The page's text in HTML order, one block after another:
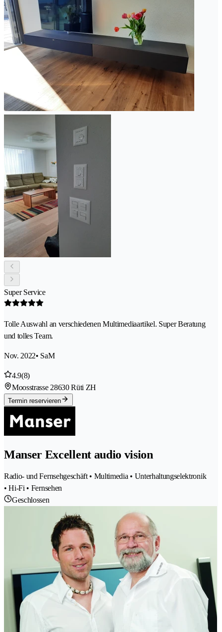
Super Service
Tolle Auswahl an verschiedenen Multimediaartikel. Super Beratung
und tolles Team.
Nov. 2022• SaM
4.9(8)
Moosstrasse 28630 Rüti ZH
Termin reservieren
Manser Excellent audio vision
Radio- und Fernsehgeschäft • Multimedia • Unterhaltungselektronik
• Hi-Fi • Fernsehen
Geschlossen